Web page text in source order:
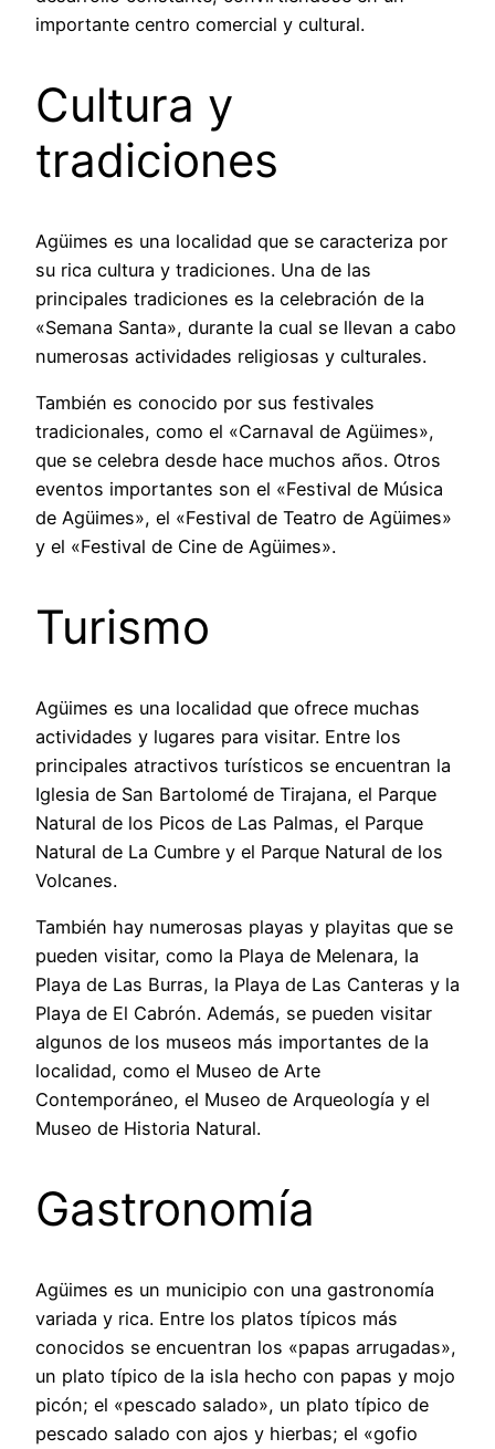
importante centro comercial y cultural.
Cultura y
tradiciones
Agüimes es una localidad que se caracteriza por
su rica cultura y tradiciones. Una de las
principales tradiciones es la celebración de la
«Semana Santa», durante la cual se llevan a cabo
numerosas actividades religiosas y culturales.
También es conocido por sus festivales
tradicionales, como el «Carnaval de Agüimes»,
que se celebra desde hace muchos años. Otros
eventos importantes son el «Festival de Música
de Agüimes», el «Festival de Teatro de Agüimes»
y el «Festival de Cine de Agüimes».
Turismo
Agüimes es una localidad que ofrece muchas
actividades y lugares para visitar. Entre los
principales atractivos turísticos se encuentran la
Iglesia de San Bartolomé de Tirajana, el Parque
Natural de los Picos de Las Palmas, el Parque
Natural de La Cumbre y el Parque Natural de los
Volcanes.
También hay numerosas playas y playitas que se
pueden visitar, como la Playa de Melenara, la
Playa de Las Burras, la Playa de Las Canteras y la
Playa de El Cabrón. Además, se pueden visitar
algunos de los museos más importantes de la
localidad, como el Museo de Arte
Contemporáneo, el Museo de Arqueología y el
Museo de Historia Natural.
Gastronomía
Agüimes es un municipio con una gastronomía
variada y rica. Entre los platos típicos más
conocidos se encuentran los «papas arrugadas»,
un plato típico de la isla hecho con papas y mojo
picón; el «pescado salado», un plato típico de
pescado salado con ajos y hierbas; el «gofio